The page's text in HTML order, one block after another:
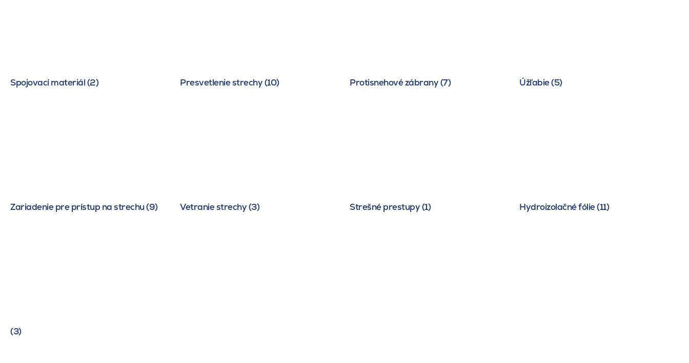
Spojovací materiál (2) Presvetlenie strechy (10) Protisnehové zábrany (7) Úžľabie (5)
Zariadenie pre prístup na strechu (9) Vetranie strechy (3) Strešné prestupy (1) Hydroizolačné fólie (11)
(3)